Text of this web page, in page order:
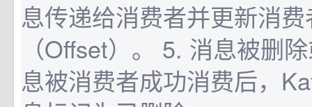
息传递给消费者并更新消
（Offset）。 5. 消息被删
息被消费者成功消费后，